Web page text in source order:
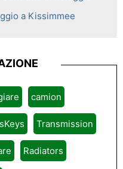
a Kissimmee
camion
Transmission
Radiators